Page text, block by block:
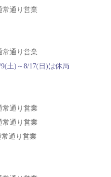
り営業
営業
9(土)～8/17(日)は休局
り営業
営業
り営業